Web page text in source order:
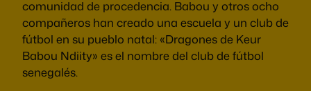
comunidad de procedencia. Babou y otros ocho
compañeros han creado una escuela y un club de
fútbol en su pueblo natal: «Dragones de Keur
Babou Ndiity» es el nombre del club de fútbol
senegalés.